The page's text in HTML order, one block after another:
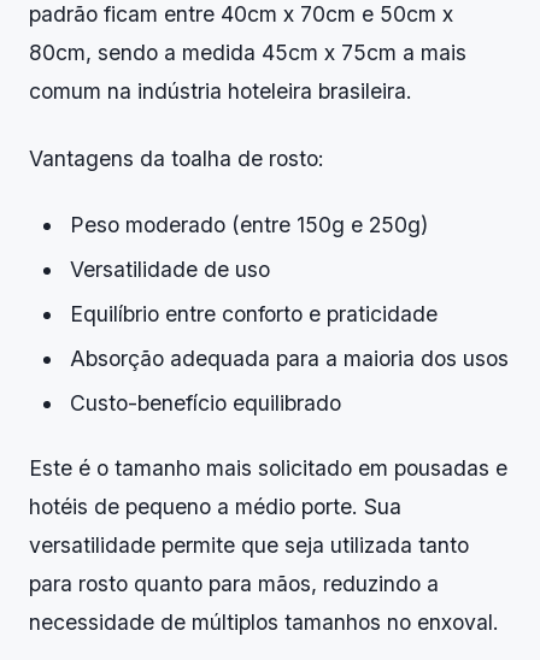
padrão ficam entre 40cm x 70cm e 50cm x
80cm, sendo a medida 45cm x 75cm a mais
comum na indústria hoteleira brasileira.
Vantagens da toalha de rosto:
Peso moderado (entre 150g e 250g)
Versatilidade de uso
Equilíbrio entre conforto e praticidade
Absorção adequada para a maioria dos usos
Custo-benefício equilibrado
Este é o tamanho mais solicitado em pousadas e
hotéis de pequeno a médio porte. Sua
versatilidade permite que seja utilizada tanto
para rosto quanto para mãos, reduzindo a
necessidade de múltiplos tamanhos no enxoval.